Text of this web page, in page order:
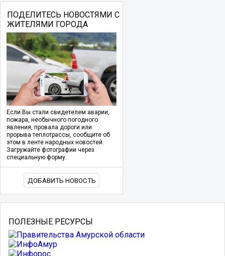
ПОДЕЛИТЕСЬ НОВОСТЯМИ С
ЖИТЕЛЯМИ ГОРОДА
Если Вы стали свидетелем аварии,
пожара, необычного погодного
явления, провала дороги или
прорыва теплотрассы, сообщите об
этом в ленте народных новостей.
Загружайте фотографии через
специальную форму.
ДОБАВИТЬ НОВОСТЬ
ПОЛЕЗНЫЕ РЕСУРСЫ